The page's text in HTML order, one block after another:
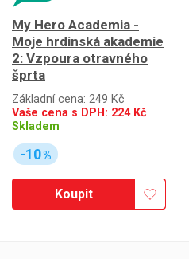
My Hero Academia -
Moje hrdinská akademie
2: Vzpoura otravného
šprta
Základní cena: 249 Kč
Vaše cena s DPH: 224Kč
Skladem
-10%
Koupit